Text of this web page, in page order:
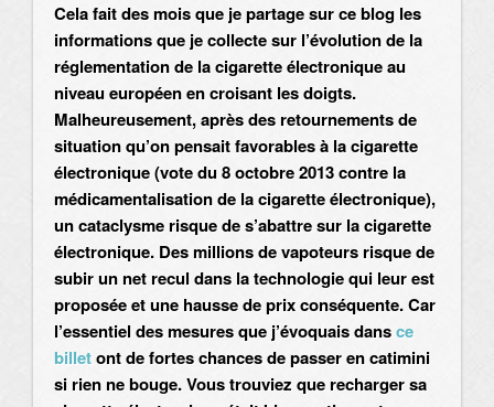
Cela fait des mois que je partage sur ce blog les
informations que je collecte sur l’évolution de la
réglementation de la cigarette électronique au
niveau européen en croisant les doigts.
Malheureusement, après des retournements de
situation qu’on pensait favorables à la cigarette
électronique (vote du 8 octobre 2013 contre la
médicamentalisation de la cigarette électronique),
un cataclysme risque de s’abattre sur la cigarette
électronique. Des millions de vapoteurs risque de
subir un net recul dans la technologie qui leur est
proposée et une hausse de prix conséquente. Car
l’essentiel des mesures que j’évoquais dansce
billetont de fortes chances de passer en catimini
si rien ne bouge. Vous trouviez que recharger sa